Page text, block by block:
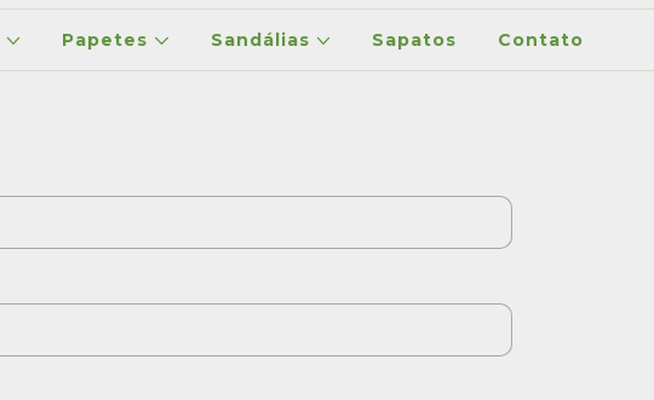
Papetes Sandálias Sapatos Contato